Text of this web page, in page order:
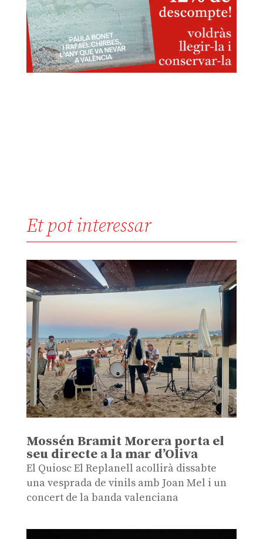
Et pot interessar
Mossén Bramit Morera porta el
seu directe a la mar d’Oliva
El Quiosc El Replanell acollirà dissabte
una vesprada de vinils amb Joan Mel i un
concert de la banda valenciana